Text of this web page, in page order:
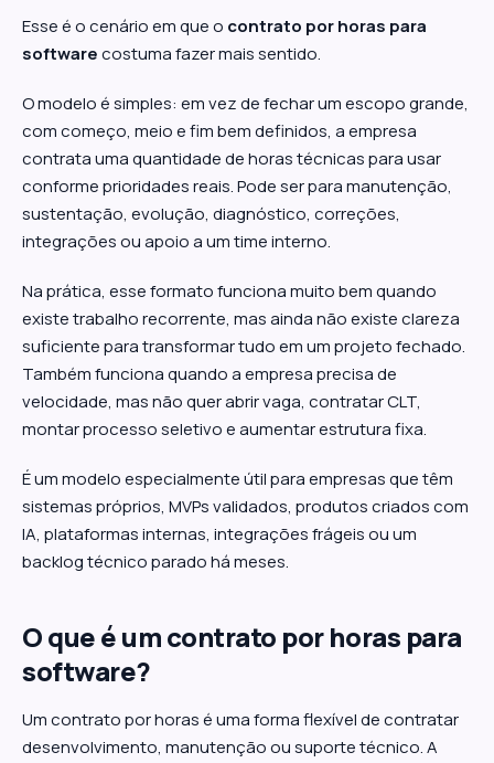
Esse é o cenário em que o contrato por horas para
softwarecostuma fazer mais sentido.
O modelo é simples: em vez de fechar um escopo grande,
com começo, meio e fim bem definidos, a empresa
contrata uma quantidade de horas técnicas para usar
conforme prioridades reais. Pode ser para manutenção,
sustentação, evolução, diagnóstico, correções,
integrações ou apoio a um time interno.
Na prática, esse formato funciona muito bem quando
existe trabalho recorrente, mas ainda não existe clareza
suficiente para transformar tudo em um projeto fechado.
Também funciona quando a empresa precisa de
velocidade, mas não quer abrir vaga, contratar CLT,
montar processo seletivo e aumentar estrutura fixa.
É um modelo especialmente útil para empresas que têm
sistemas próprios, MVPs validados, produtos criados com
IA, plataformas internas, integrações frágeis ou um
backlog técnico parado há meses.
O que é um contrato por horas para
software?
Um contrato por horas é uma forma flexível de contratar
desenvolvimento, manutenção ou suporte técnico. A